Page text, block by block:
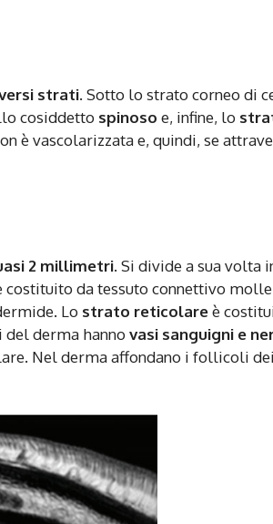
strati. Sotto lo strato corneo di
cosiddetto spinoso e, infine, lo
è vascolarizzata e, quindi, se
2 millimetri. Si divide a sua volta
costituito da tessuto connettivo
Lo strato reticolareè
derma hannovasi sanguigni e
Nel derma affondano i follicoli